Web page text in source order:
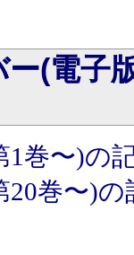
(電子
1巻〜)の
20巻〜)